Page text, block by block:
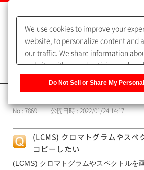
よくあるご質問（FAQ）
No : 7869 公開日時 : 2022/01/24 14:17
(LCMS) クロマトグラムやスペ
コピーしたい
(LCMS) クロマトグラムやスペクトルを
We use cookies to improve your
website, to personalize content and
our traffic. We share information
website with our advertising and
of our sharing information about you
Information] to customize your
website.Privacy Policy
Do Not Sell or Share My